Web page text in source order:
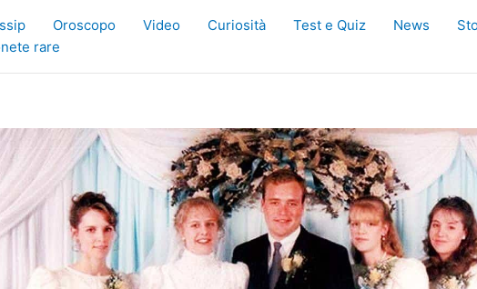
Oroscopo Video Curiosità Test e Quiz News
rare